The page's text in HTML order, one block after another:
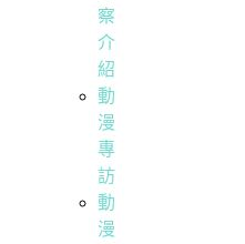
察
介
紹
動
漫
專
訪
動
漫